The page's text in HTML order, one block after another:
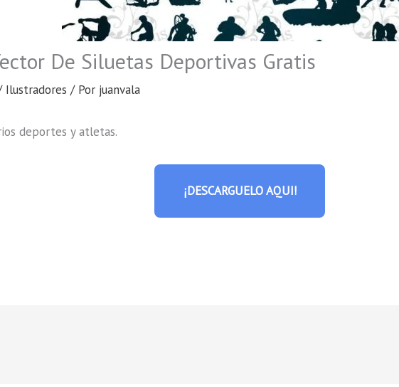
De Siluetas Deportivas Gratis
Ilustradores / Por juanvala
deportes y atletas.
¡DESCARGUELO AQUI!